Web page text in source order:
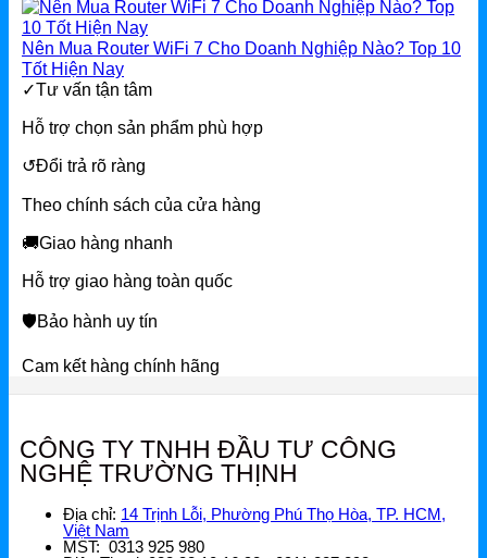
Ruijie
Ruijie Switch
Ruijie WiFi
Phụ kiện Ruijie
Ruijie Firewall
Ruijie PTP/PTMP
Grandstream
Grandstream WiFi
Grandstream Tổng Đài
Nên Mua Router WiFi 7 Cho Doanh Nghiệp Nào? Top 10
Tốt Hiện Nay
✓Tư vấn tận tâm
Hỗ trợ chọn sản phẩm phù hợp
↺Đổi trả rõ ràng
Theo chính sách của cửa hàng
🚚Giao hàng nhanh
Hỗ trợ giao hàng toàn quốc
🛡Bảo hành uy tín
Cam kết hàng chính hãng
CÔNG TY TNHH ĐẦU TƯ CÔNG
NGHỆ TRƯỜNG THỊNH
Địa chỉ: 14 Trịnh Lỗi, Phường Phú Thọ Hòa, TP. HCM,
Việt Nam
MST: 0313 925 980